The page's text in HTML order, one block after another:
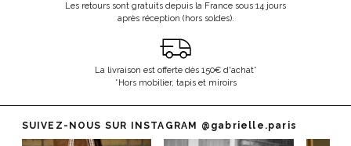
Les retours sont gratuits depuis la France sous 14 jours
après réception (hors soldes).
La livraison est offerte dès 150€ d'achat*
*Hors mobilier, tapis et miroirs
SUIVEZ-NOUS SUR INSTAGRAM @gabrielle.paris